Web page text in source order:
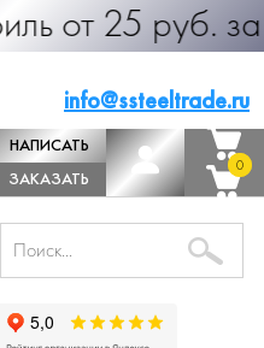
за м.п.
info@ssteeltrade.ru
НАПИСАТЬ
ДИРЕКТОРУ
ЗАКАЗАТЬ
ЗВОНОК
0
0